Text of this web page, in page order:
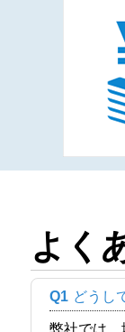
よく
Q1 どうし